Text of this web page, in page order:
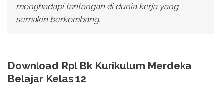
menghadapi tantangan di dunia kerja yang
semakin berkembang.
Download Rpl Bk Kurikulum Merdeka
Belajar Kelas 12